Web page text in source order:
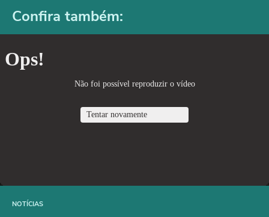
Confira também:
NOTÍCIAS